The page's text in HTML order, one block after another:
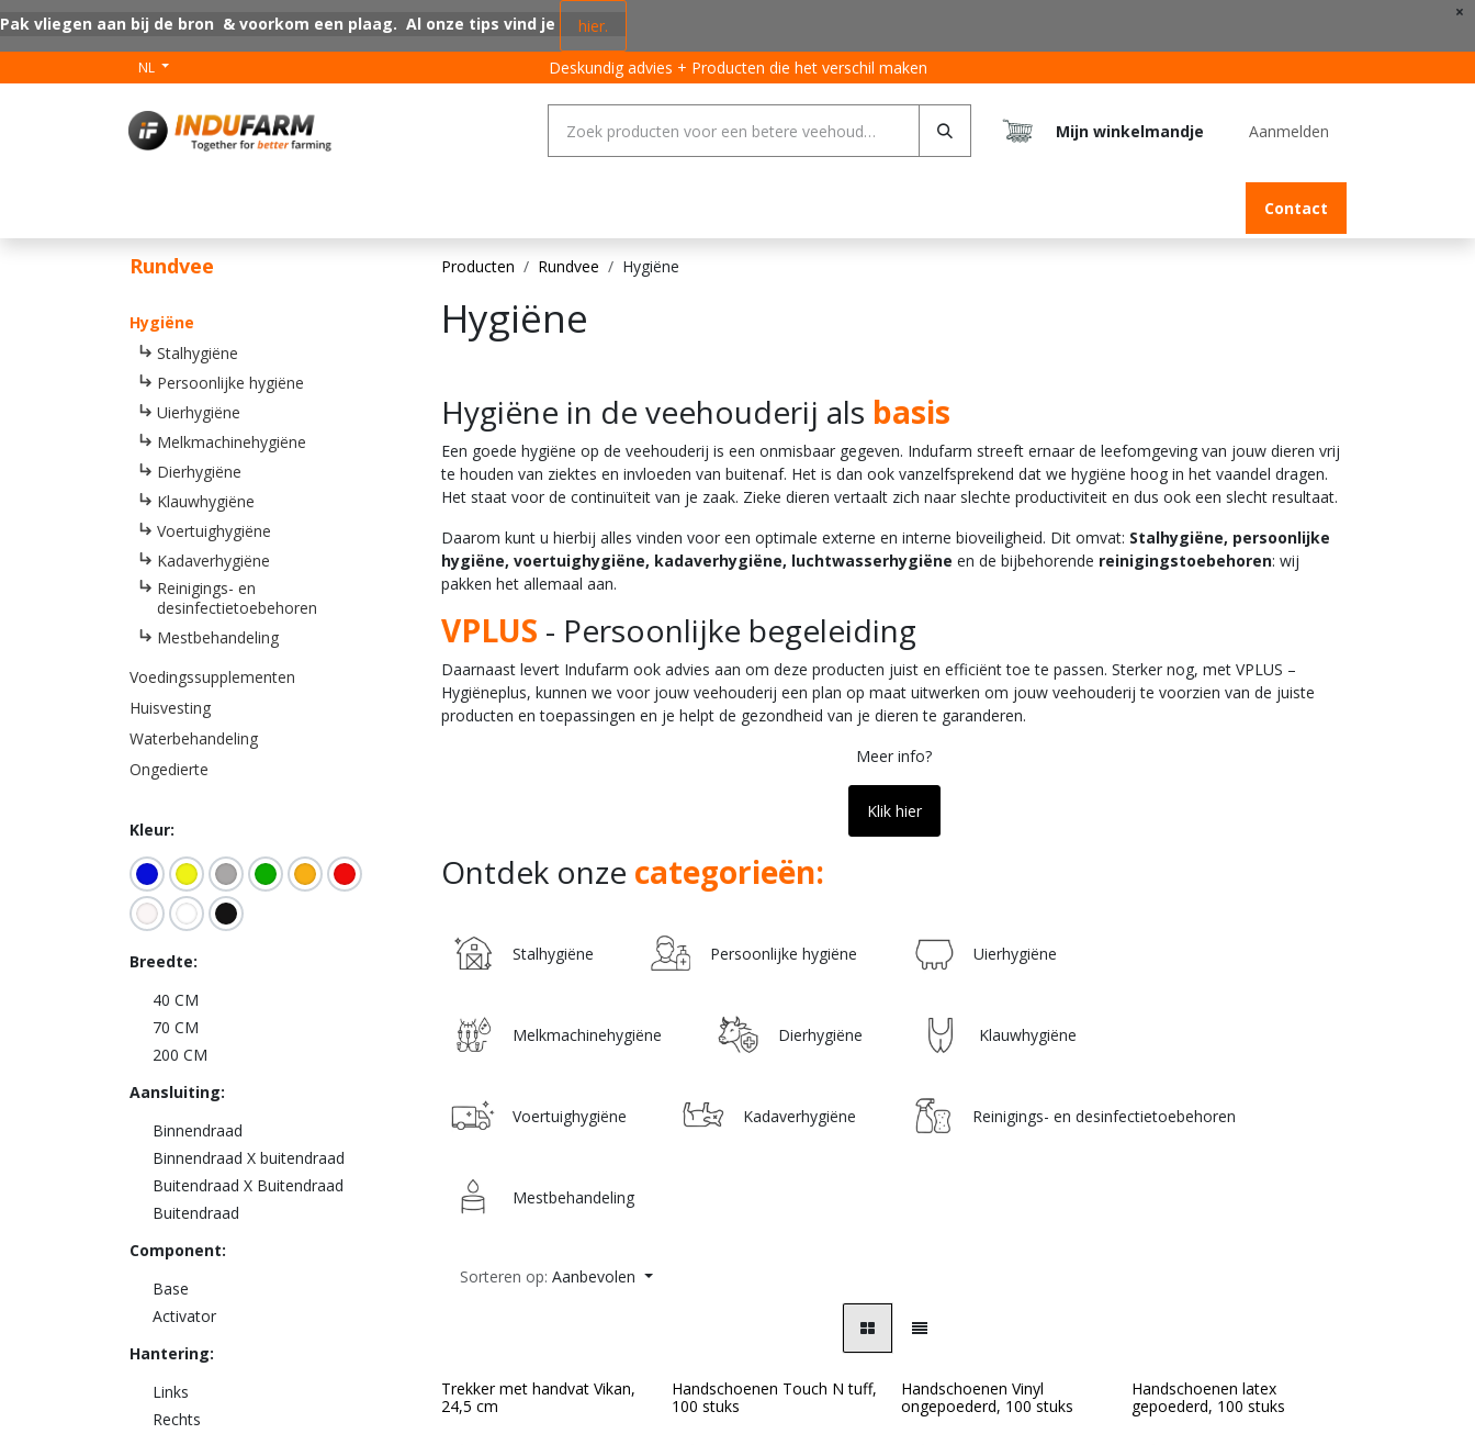
×
Pak vliegen aan bij de bron & voorkom een plaag. Al onze tips vind je hier.
NL Deskundig advies + Producten die het verschil maken
Mijn winkelmandje Aanmelden
Contact
Rundvee
Hygiëne
Stalhygiëne
Persoonlijke hygiëne
Uierhygiëne
Melkmachinehygiëne
Dierhygiëne
Klauwhygiëne
Voertuighygiëne
Kadaverhygiëne
Reinigings- en
desinfectietoebehoren
Mestbehandeling
Voedingssupplementen
Huisvesting
Waterbehandeling
Ongedierte
Kleur:
Breedte:
40 CM
70 CM
200 CM
Aansluiting:
Binnendraad
Binnendraad X buitendraad
Buitendraad X Buitendraad
Buitendraad
Component:
Base
Activator
Hantering:
Links
Rechts
Producten Rundvee Hygiëne
Hygiëne
Hygiëne in de veehouderij als basis
Een goede hygiëne op de veehouderij is een onmisbaar gegeven. Indufarm streeft ernaar de leefomgeving van jouw dieren vrij
te houden van ziektes en invloeden van buitenaf. Het is dan ook vanzelfsprekend dat we hygiëne hoog in het vaandel dragen.
Het staat voor de continuïteit van je zaak. Zieke dieren vertaalt zich naar slechte productiviteit en dus ook een slecht resultaat.
Daarom kunt u hierbij alles vinden voor een optimale externe en interne bioveiligheid. Dit omvat: Stalhygiëne, persoonlijke
hygiëne, voertuighygiëne, kadaverhygiëne, luchtwasserhygiëne en de bijbehorende reinigingstoebehoren: wij
pakken het allemaal aan.
VPLUS - Persoonlijke begeleiding
Daarnaast levert Indufarm ook advies aan om deze producten juist en efficiënt toe te passen. Sterker nog, met VPLUS –
Hygiëneplus, kunnen we voor jouw veehouderij een plan op maat uitwerken om jouw veehouderij te voorzien van de juiste
producten en toepassingen en je helpt de gezondheid van je dieren te garanderen.
Meer info?
Klik hier
Ontdek onze categorieën:
Stalhygiëne Persoonlijke hygiëne Uierhygiëne
Melkmachinehygiëne Dierhygiëne Klauwhygiëne
Voertuighygiëne Kadaverhygiëne Reinigings- en desinfectietoebehoren
Mestbehandeling
Sorteren op: Aanbevolen
Trekker met handvat Vikan,
24,5 cm
Handschoenen Touch N tuff,
100 stuks
Handschoenen Vinyl
ongepoederd, 100 stuks
Handschoenen latex
gepoederd, 100 stuks